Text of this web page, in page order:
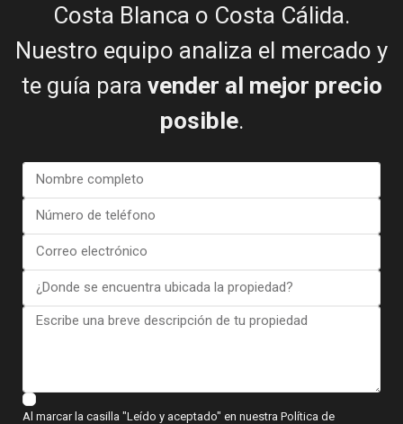
Planos de planta
Mapa
Villa en Torrevieja – EE12282
Costa Blanca o Costa Cálida.
Nuestro equipo analiza el mercado y
te guía para vender al mejor precio
posible.
Al marcar la casilla "Leído y aceptado" en nuestra Política de